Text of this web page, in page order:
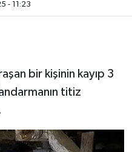
- 11:23
bir kişinin kayıp 3
titiz